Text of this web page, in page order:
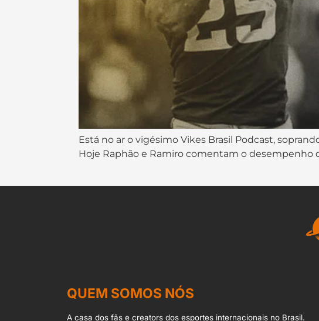
Está no ar o vigésimo Vikes Brasil Podcast,
Hoje Raphão e Ramiro comentam o desempenho
QUEM SOMOS NÓS
A casa dos fãs e creators dos esportes internacionais no Brasil.